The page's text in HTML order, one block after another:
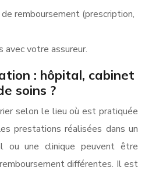
remboursement (prescription,
avec votre assureur.
: hôpital, cabinet
soins ?
selon le lieu où est pratiquée
prestations réalisées dans un
ou une clinique peuvent être
différentes. Il est